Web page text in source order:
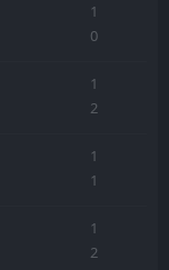
1
0
1
2
1
1
1
2